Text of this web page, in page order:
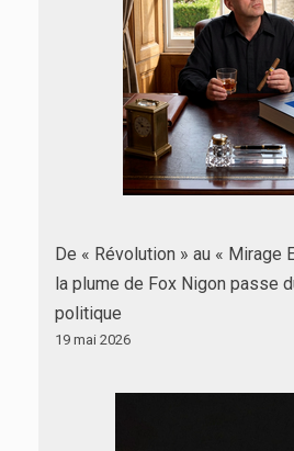
De « Révolution » au « Mirage
la plume de Fox Nigon passe
politique
19 mai 2026